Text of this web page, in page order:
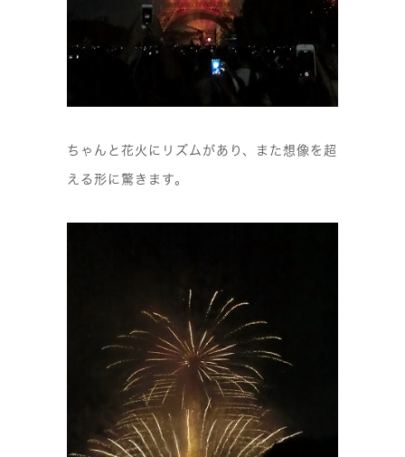
ちゃんと花火にリズムがあり、また想像を超
える形に驚きます。